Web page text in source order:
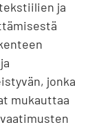
ja
jonka
mukauttaa